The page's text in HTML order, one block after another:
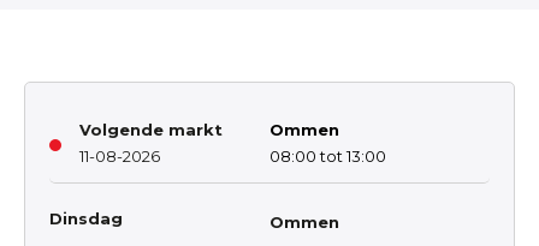
Volgende markt
11-08-2026
Ommen
08:00 tot 13:00
Dinsdag
Ommen